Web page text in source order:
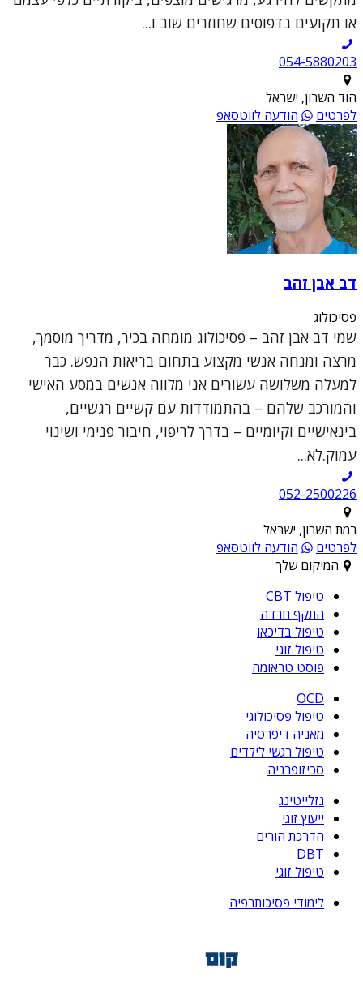
או תקועים בדפוסים שחוזרים שוב ו...
054-5880203
הוד השרון, ישראל
לפרטים
הודעה לווטסאפ
דב אבן זהב
פסיכולוג
שמי דב אבן זהב – פסיכולוג מומחה בכיר, מדריך מוסמך,
מרצה ומנחה אנשי מקצוע בתחום בריאות הנפש. כבר
למעלה משלושה עשורים אני מלווה אנשים במסע האישי
והמורכב שלהם – בהתמודדות עם קשיים רגשיים,
בינאישיים וקיומיים – בדרך לריפוי, חיבור פנימי ושינוי
עמוק.לא...
052-2500226
רמת השרון, ישראל
לפרטים
הודעה לווטסאפ
המיקום שלך
טיפול CBT
התקף חרדה
טיפול בדיכאו
טיפול זוגי
פוסט טראומה
OCD
טיפול פסיכולוגי
מאניה דיפרסיה
טיפול רגשי לילדים
סכיזופרניה
גזלייטינג
ייעוץ זוגי
הדרכת הורים
DBT
טיפול זוגי
לימודי פסיכותרפיה